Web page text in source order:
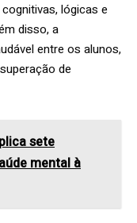
lógicas e
disso, a
entre os alunos,
de
sete
mental à